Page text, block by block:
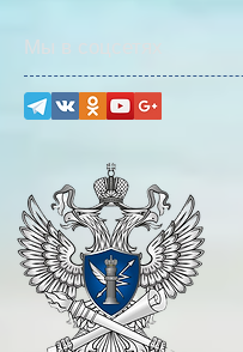
Мы в соцсетях